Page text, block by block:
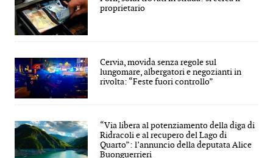
proprietario
Cervia, movida senza regole sul
lungomare, albergatori e negozianti in
rivolta: “Feste fuori controllo”
“Via libera al potenziamento della diga di
Ridracoli e al recupero del Lago di
Quarto”: l’annuncio della deputata Alice
Buonguerrieri